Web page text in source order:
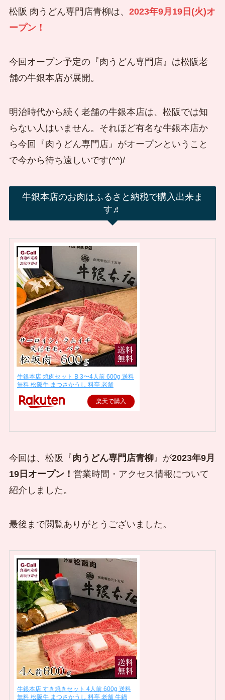
松阪 肉うどん専門店青柳は、 2023年9月19日(火)オ
ープン！
今回オープン予定の『肉うどん専門店』は松阪老
舗の牛銀本店が展開。
明治時代から続く老舗の牛銀本店は、松阪では知
らない人はいません。それほど有名な牛銀本店か
ら今回『肉うどん専門店』がオープンということ
で今から待ち遠しいです(^^)/
牛銀本店のお肉はふるさと納税で購入出来ま
す♬
牛銀本店 焼肉セット B 3〜4人前 600g 送料
無料 松阪牛 まつさかうし 料亭 老舗
楽天で購入
今回は、松阪『肉うどん専門店青柳』が2023年9月
19日オープン！ 営業時間・アクセス情報について
紹介しました。
最後まで閲覧ありがとうございました。
牛銀本店 すき焼きセット 4人前 600g 送料
無料 松阪牛 まつさかうし 料亭 老舗 牛鍋